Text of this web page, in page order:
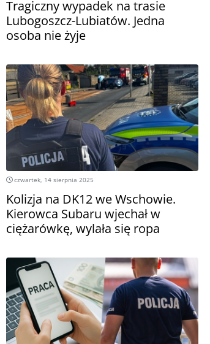
Tragiczny wypadek na trasie
Lubogoszcz-Lubiatów. Jedna
osoba nie żyje
czwartek, 14 sierpnia 2025
Kolizja na DK12 we Wschowie.
Kierowca Subaru wjechał w
ciężarówkę, wylała się ropa